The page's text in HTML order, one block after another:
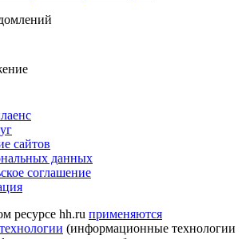
сайтов
данных
соглашение
ресурсе hh.ru применяются
(информационные технологии